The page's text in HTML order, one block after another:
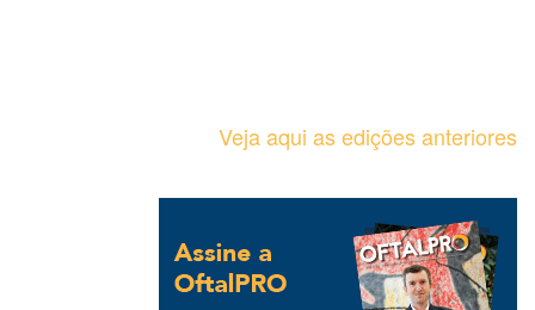
Veja aqui as edições anteriores